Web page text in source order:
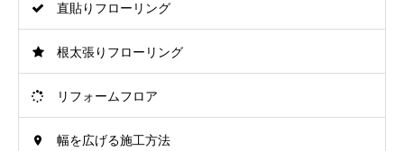
直貼りフローリング
根太張りフローリング
リフォームフロア
幅を広げる施工方法